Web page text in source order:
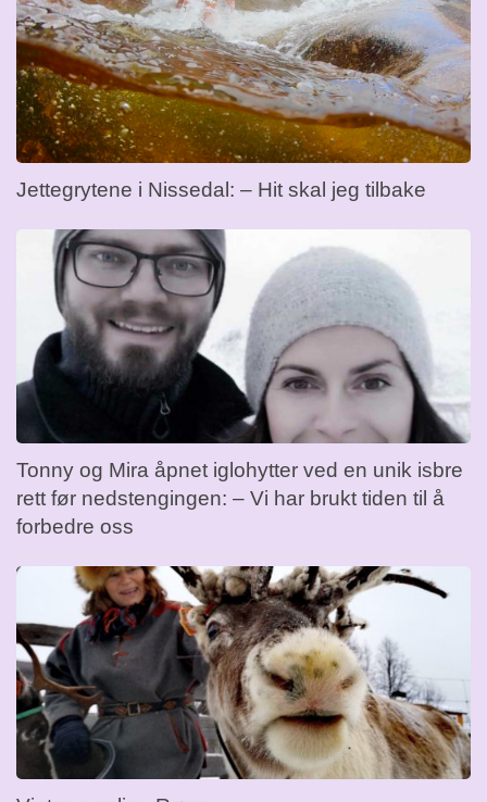
Jettegrytene i Nissedal: – Hit skal jeg tilbake
Tonny og Mira åpnet iglohytter ved en unik isbre
rett før nedstengingen: – Vi har brukt tiden til å
forbedre oss